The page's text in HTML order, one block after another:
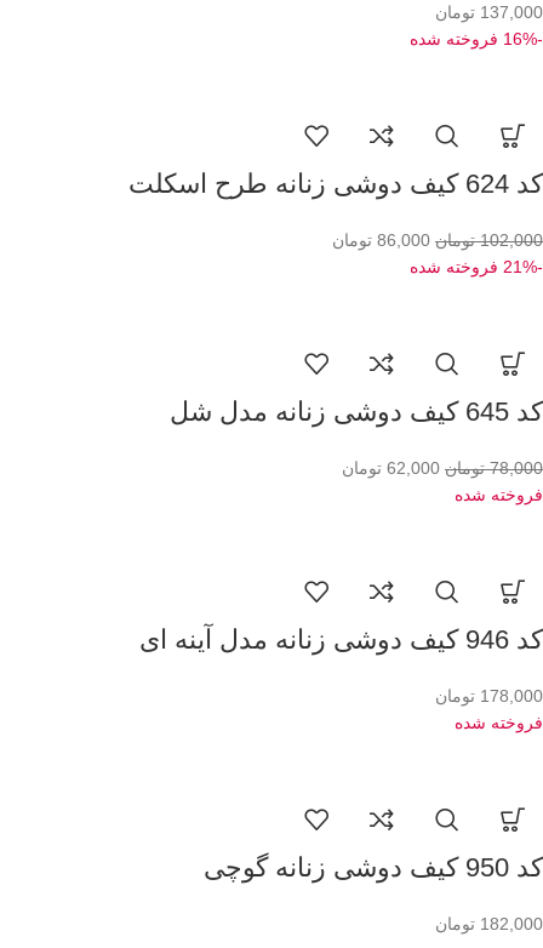
137,000 تومان
-16%
فروخته شده
کد 624 کیف دوشی زنانه طرح اسکلت
102,000 تومان 86,000 تومان
-21% فروخته شده
کد 645 کیف دوشی زنانه مدل شل
78,000 تومان 62,000 تومان
فروخته شده
کد 946 کیف دوشی زنانه مدل آینه ای
178,000 تومان
فروخته شده
کد 950 کیف دوشی زنانه گوچی
182,000 تومان